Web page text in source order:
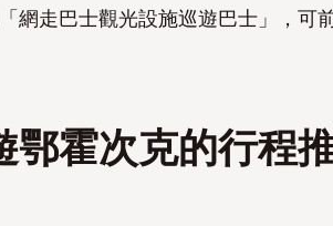
網走巴士觀光設施巡遊巴士」，可
鄂霍次克的行程